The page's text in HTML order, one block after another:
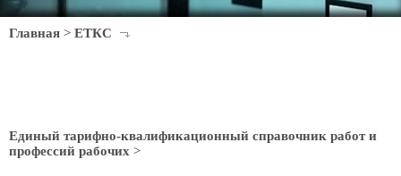
Главная > ЕТКС
Единый тарифно-квалификационный справочник работ и
профессий рабочих >